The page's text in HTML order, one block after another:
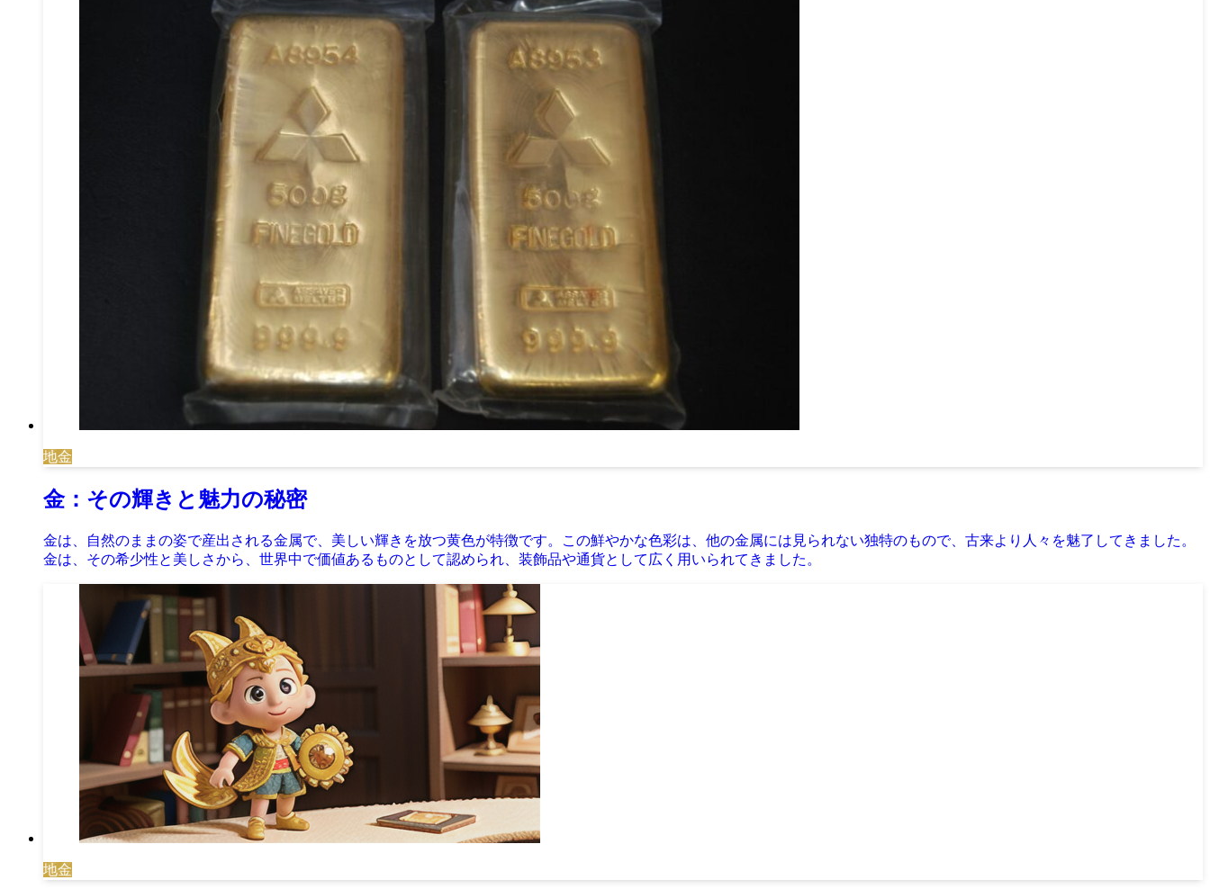
地金
金：その輝きと魅力の秘密
金は、自然のままの姿で産出される金属で、美しい輝きを放つ黄色が特徴です。この鮮やかな色彩は、他の金属には見られない独特のもので、古来より人々を魅了してきました。
金は、その希少性と美しさから、世界中で価値あるものとして認められ、装飾品や通貨として広く用いられてきました。
地金